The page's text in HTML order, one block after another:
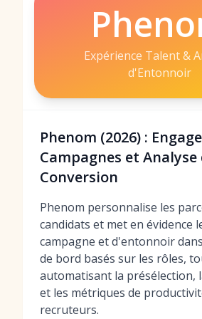
Expérience Talent &
d'Entonnoir
Phenom (2026) :
Campagnes et Analyse
Conversion
Phenom personnalise les
candidats et met en évidence
campagne et d'entonnoir
de bord basés sur les rôles,
automatisant la présélection,
et les métriques de
recruteurs.